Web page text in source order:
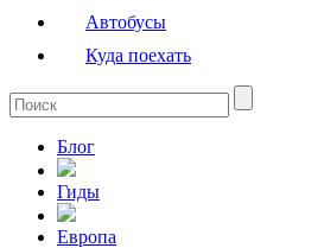
Автобусы
Куда поехать
Блог
Гиды
Европа